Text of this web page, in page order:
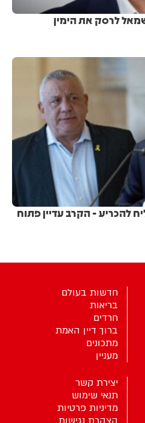
לרסק את הימין
להכריע - הקרב עדיין פתוח
חדשות בעולם
בריאות
חרדים
ברוך דיין האמת
מתכונים
מעניין
יצירת קשר
תנאי שימוש
מדיניות פרטיות
הצהרת נגישות